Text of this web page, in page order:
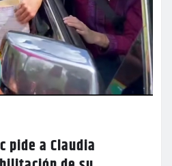
pide a Claudia